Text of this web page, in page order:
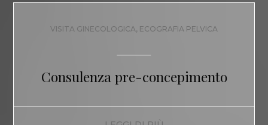
VISITA GINECOLOGICA, ECOGRAFIA PELVICA
Consulenza pre-concepimento